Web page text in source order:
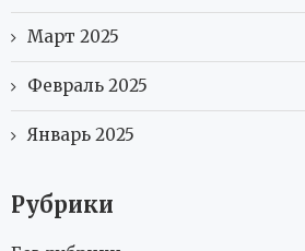
Март 2025
Февраль 2025
Январь 2025
Рубрики